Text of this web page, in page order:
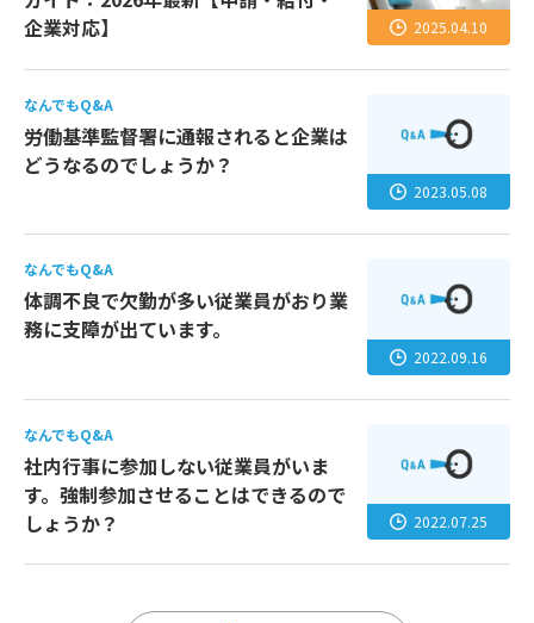
企業対応】
2025.04.10
なんでもQ&A
労働基準監督署に通報されると企業は
どうなるのでしょうか？
2023.05.08
なんでもQ&A
体調不良で欠勤が多い従業員がおり業
務に支障が出ています。
2022.09.16
なんでもQ&A
社内行事に参加しない従業員がいま
す。強制参加させることはできるので
しょうか？
2022.07.25